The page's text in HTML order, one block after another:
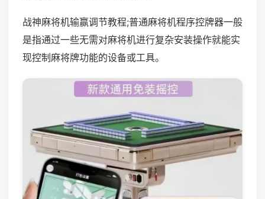
战神麻将机输赢调节教程;普通麻将机程序控牌器一般
是指通过一些无需对麻将机进行复杂安装操作就能实
现控制麻将牌功能的设备或工具。